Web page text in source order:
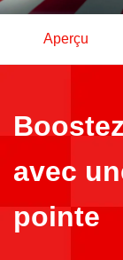
Aperçu
avec
pointe